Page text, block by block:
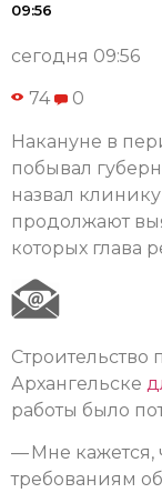
09:56
сегодня 09:56
74 0
Накануне в
побывал
назвал
продолжают
которых глава
Строительство
Архангельске
работы было
— Мне кажется,
требованиям